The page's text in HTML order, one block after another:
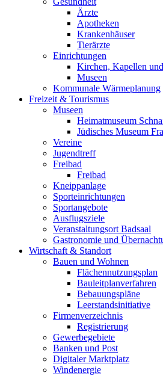
Ärzte
Apotheken
Krankenhäuser
Tierärzte
Einrichtungen
Kirchen, Kapellen
Museen
Kommunale Wärmeplanung
Freizeit & Tourismus
Museen
Heimatmuseum
Jüdisches Museum
Vereine
Jugendtreff
Freibad
Freibad
Kneippanlage
Sporteinrichtungen
Sportangebote
Ausflugsziele
Veranstaltungsort Badsaal
Gastronomie und
Wirtschaft & Standort
Bauen und Wohnen
Flächennutzungsplan
Bauleitplanverfahren
Bebauungspläne
Leerstandsinitiative
Firmenverzeichnis
Registrierung
Gewerbegebiete
Banken und Post
Digitaler Marktplatz
Windenergie